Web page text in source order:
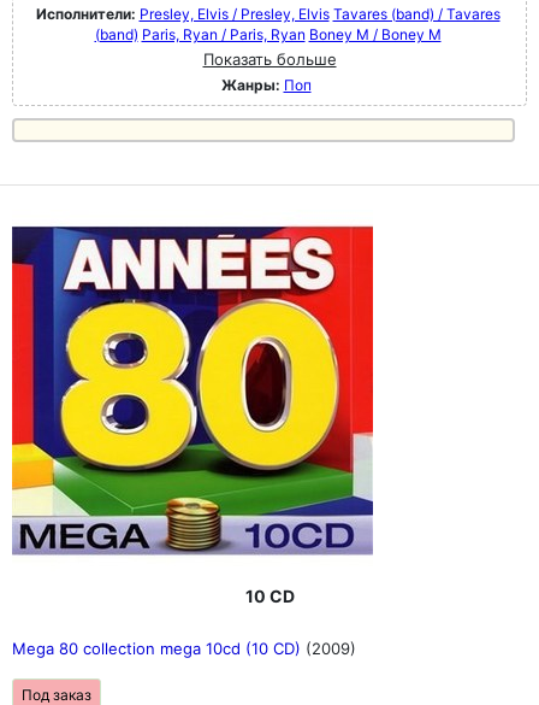
Исполнители: Presley, Elvis / Presley, Elvis Tavares (band) / Tavares
(band) Paris, Ryan / Paris, Ryan Boney M / Boney M
Показать больше
Жанры: Поп
10 CD
Mega 80 collection mega 10cd (10 CD) (2009)
Под заказ